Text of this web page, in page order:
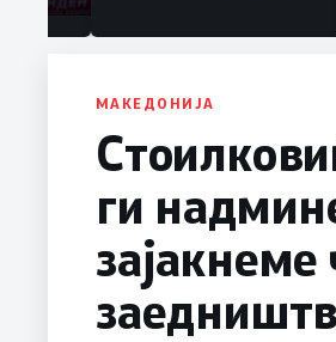
МАКЕДОНИЈА
ги